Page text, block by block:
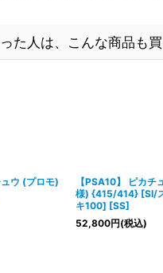
た人は、こんな商品も
ュウ (プロモ)
【PSA10】 ピカチ
様) {415/414} [SI/
キ100] [SS]
52,800円(税込)